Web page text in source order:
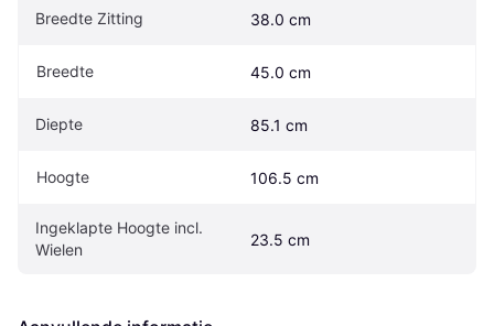
Breedte Zitting 38.0 cm
Breedte 45.0 cm
Diepte 85.1 cm
Hoogte 106.5 cm
Ingeklapte Hoogte incl.
Wielen
23.5 cm